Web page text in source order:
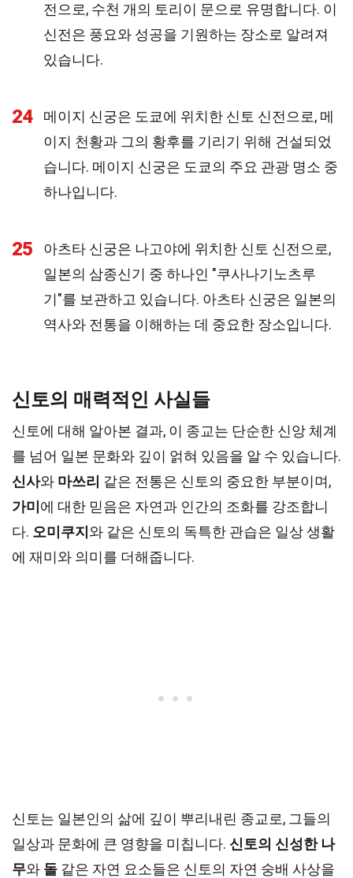
전으로, 수천 개의 토리이 문으로 유명합니다. 이
신전은 풍요와 성공을 기원하는 장소로 알려져
있습니다.
24
메이지 신궁은 도쿄에 위치한 신토 신전으로, 메
이지 천황과 그의 황후를 기리기 위해 건설되었
습니다. 메이지 신궁은 도쿄의 주요 관광 명소 중
하나입니다.
25
아츠타 신궁은 나고야에 위치한 신토 신전으로,
일본의 삼종신기 중 하나인 "쿠사나기노츠루
기"를 보관하고 있습니다. 아츠타 신궁은 일본의
역사와 전통을 이해하는 데 중요한 장소입니다.
신토의 매력적인 사실들
신토에 대해 알아본 결과, 이 종교는 단순한 신앙 체계
를 넘어 일본 문화와 깊이 얽혀 있음을 알 수 있습니다.
신사와 마쓰리 같은 전통은 신토의 중요한 부분이며,
가미 에 대한 믿음은 자연과 인간의 조화를 강조합니
다. 오미쿠지 와 같은 신토의 독특한 관습은 일상 생활
에 재미와 의미를 더해줍니다.
신토는 일본인의 삶에 깊이 뿌리내린 종교로, 그들의
일상과 문화에 큰 영향을 미칩니다. 신토의 신성한 나
무와 돌 같은 자연 요소들은 신토의 자연 숭배 사상을